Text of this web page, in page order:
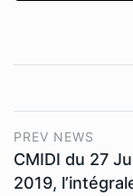
PREV NEWS
CMIDI du 27
2019,